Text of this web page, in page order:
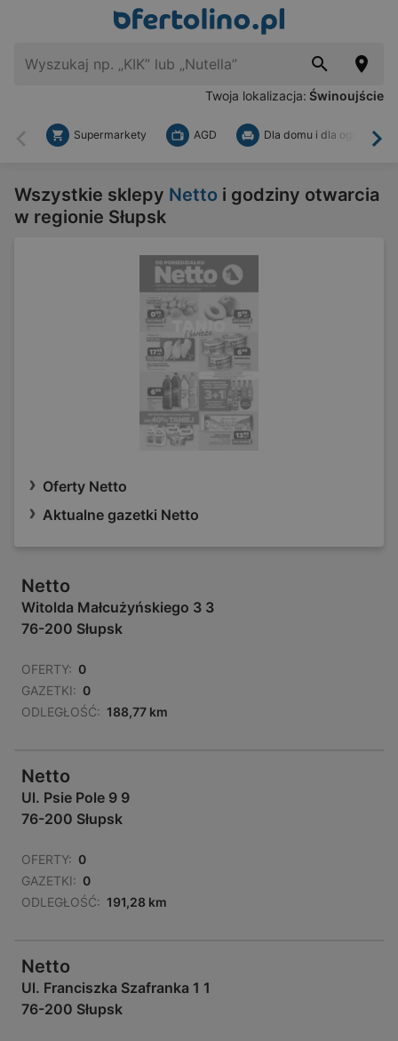
Twoja lokalizacja: Świnoujście
Wstecz
Supermarkety AGD Dla domu i dla ogrodu
Wszystkie sklepy Netto i godziny otwarcia
w regionie Słupsk
Oferty Netto
Aktualne gazetki Netto
Netto
Witolda Małcużyńskiego 3 3
76-200 Słupsk
OFERTY: 0
GAZETKI: 0
ODLEGŁOŚĆ: 188,77 km
Netto
Ul. Psie Pole 9 9
76-200 Słupsk
OFERTY: 0
GAZETKI: 0
ODLEGŁOŚĆ: 191,28 km
Netto
Ul. Franciszka Szafranka 1 1
76-200 Słupsk